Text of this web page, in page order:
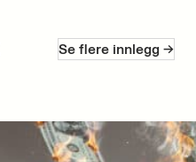
Se flere innlegg ->